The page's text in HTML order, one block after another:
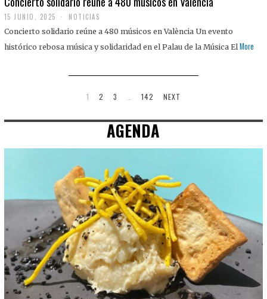
15 JUNIO, 2025 NOTICIAS
Concierto solidario reúne a 480 músicos en València Un evento
histórico rebosa música y solidaridad en el Palau de la Música El More
1 2 3 142 NEXT
AGENDA